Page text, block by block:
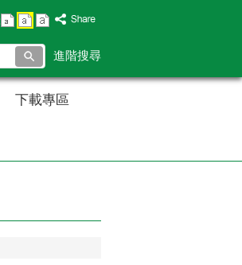
搜
尋
進階搜尋
下載專區